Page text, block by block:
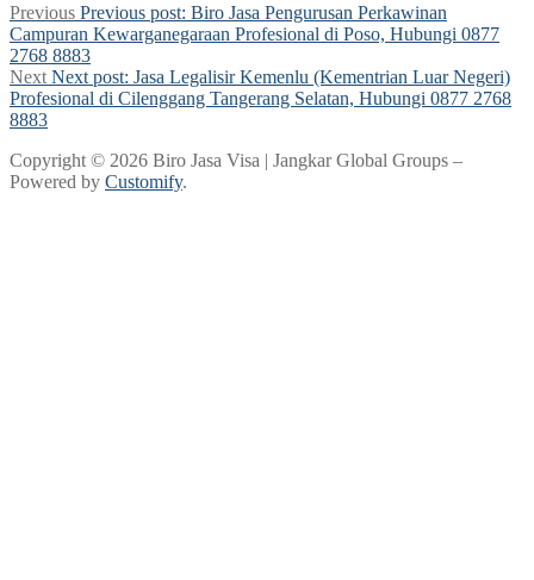
Previous Previous post: Biro Jasa Pengurusan Perkawinan
Campuran Kewarganegaraan Profesional di Poso, Hubungi 0877
2768 8883
Next Next post: Jasa Legalisir Kemenlu (Kementrian Luar Negeri)
Profesional di Cilenggang Tangerang Selatan, Hubungi 0877 2768
8883
Copyright © 2026 Biro Jasa Visa | Jangkar Global Groups –
Powered by Customify.